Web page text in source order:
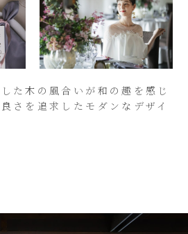
た木の風合いが和の趣を感じ
さを追求したモダンなデザイ